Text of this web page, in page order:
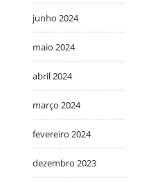
junho 2024
maio 2024
abril 2024
março 2024
fevereiro 2024
dezembro 2023